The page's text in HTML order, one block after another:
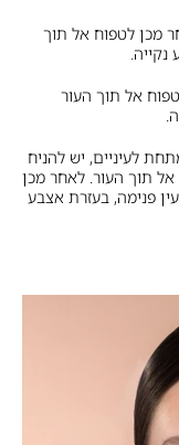
מכן לטפוח אל תוך
אל תוך העור
לעיניים, יש להניח
תוך העור. לאחר מכן
פנימה, בעזרת אצבע